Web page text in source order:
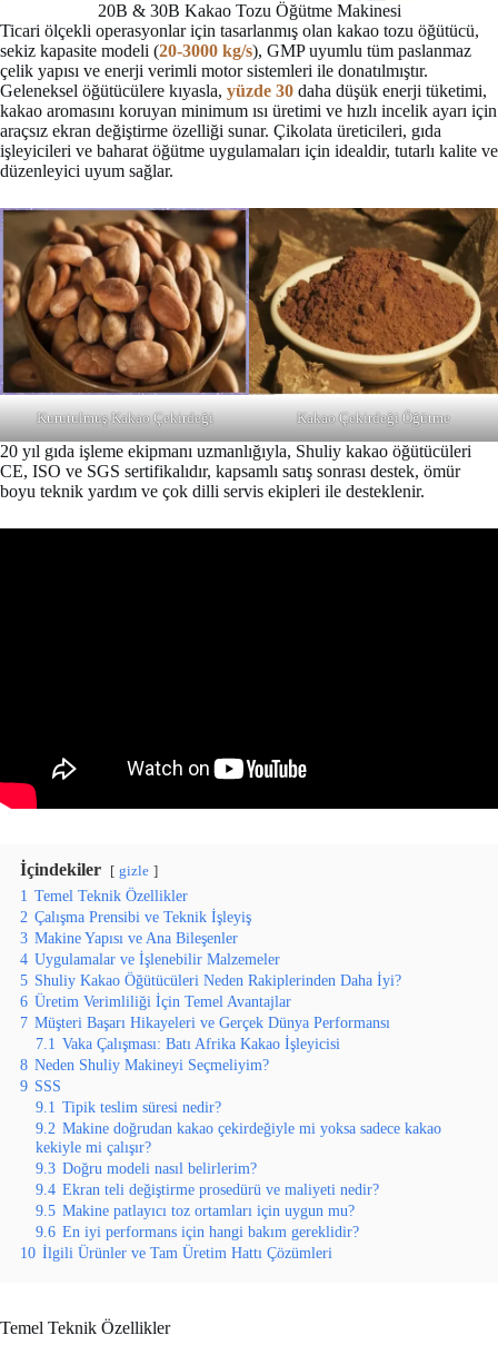
20B & 30B Kakao Tozu Öğütme Makinesi
Ticari ölçekli operasyonlar için tasarlanmış olan kakao tozu öğütücü,
sekiz kapasite modeli (20-3000 kg/s), GMP uyumlu tüm paslanmaz
çelik yapısı ve enerji verimli motor sistemleri ile donatılmıştır.
Geleneksel öğütücülere kıyasla, yüzde 30 daha düşük enerji tüketimi,
kakao aromasını koruyan minimum ısı üretimi ve hızlı incelik ayarı için
araçsız ekran değiştirme özelliği sunar. Çikolata üreticileri, gıda
işleyicileri ve baharat öğütme uygulamaları için idealdir, tutarlı kalite ve
düzenleyici uyum sağlar.
Kurutulmuş Kakao Çekirdeği Kakao Çekirdeği Öğütme
20 yıl gıda işleme ekipmanı uzmanlığıyla, Shuliy kakao öğütücüleri
CE, ISO ve SGS sertifikalıdır, kapsamlı satış sonrası destek, ömür
boyu teknik yardım ve çok dilli servis ekipleri ile desteklenir.
İçindekiler gizle
1 Temel Teknik Özellikler
2 Çalışma Prensibi ve Teknik İşleyiş
3 Makine Yapısı ve Ana Bileşenler
4 Uygulamalar ve İşlenebilir Malzemeler
5 Shuliy Kakao Öğütücüleri Neden Rakiplerinden Daha İyi?
6 Üretim Verimliliği İçin Temel Avantajlar
7 Müşteri Başarı Hikayeleri ve Gerçek Dünya Performansı
7.1 Vaka Çalışması: Batı Afrika Kakao İşleyicisi
8 Neden Shuliy Makineyi Seçmeliyim?
9 SSS
9.1 Tipik teslim süresi nedir?
9.2 Makine doğrudan kakao çekirdeğiyle mi yoksa sadece kakao
kekiyle mi çalışır?
9.3 Doğru modeli nasıl belirlerim?
9.4 Ekran teli değiştirme prosedürü ve maliyeti nedir?
9.5 Makine patlayıcı toz ortamları için uygun mu?
9.6 En iyi performans için hangi bakım gereklidir?
10 İlgili Ürünler ve Tam Üretim Hattı Çözümleri
Temel Teknik Özellikler